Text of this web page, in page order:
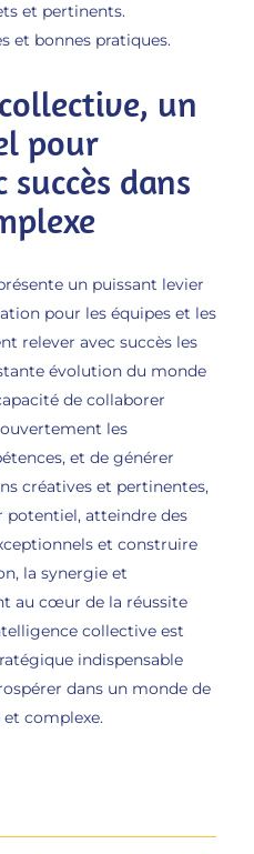
et pertinents.
et bonnes pratiques.
un
pour
dans
un puissant levier
pour les équipes et les
relever avec succès les
évolution du monde
de collaborer
les
et de générer
créatives et pertinentes,
potentiel, atteindre des
et construire
la synergie et
au cœur de la réussite
collective est
indispensable
dans un monde de
complexe.